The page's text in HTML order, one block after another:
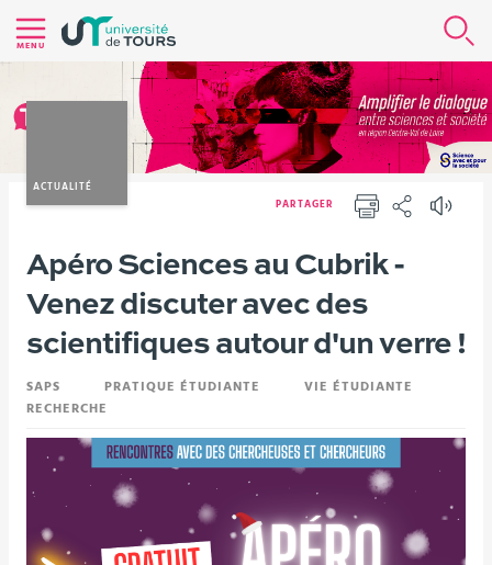
au
Navigation
Accès
Connexion
MENU
PARTAGER
ACTUALITÉ
Vous
êtes
ici :
Version française Nos actualités Evénements
Apéro Sciences au Cubrik -
Venez discuter avec des
scientifiques autour d'un verre !
SAPS PRATIQUE ÉTUDIANTE
VIE ÉTUDIANTE
RECHERCHE